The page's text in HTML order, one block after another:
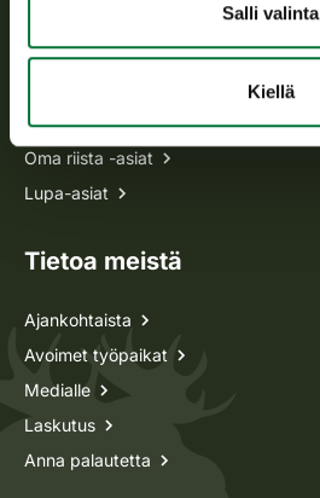
Salli valinta
Kiellä
Kaikki yhteystiedot
Metsästyskortti-asiat
Oma riista -asiat
Lupa-asiat
Tietoa meistä
Ajankohtaista
Avoimet työpaikat
Medialle
Laskutus
Anna palautetta